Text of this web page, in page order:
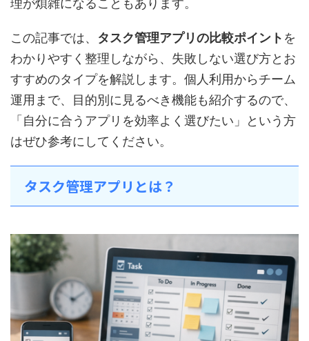
理が煩雑になることもあります。
この記事では、 タスク管理アプリの比較ポイント を
わかりやすく整理しながら、失敗しない選び方とお
すすめのタイプを解説します。個人利用からチーム
運用まで、目的別に見るべき機能も紹介するので、
「自分に合うアプリを効率よく選びたい」という方
はぜひ参考にしてください。
タスク管理アプリとは？